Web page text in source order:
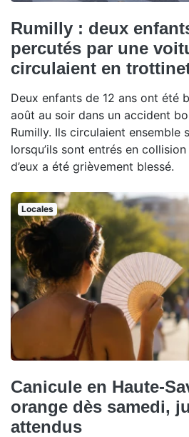
Rumilly : deux
percutés par une
circulaient en
Deux enfants de 12 ans ont été
août au soir dans un accident
Rumilly. Ils circulaient ensemble
lorsqu’ils sont entrés en
d’eux a été grièvement blessé.
Locales
Canicule en Haute-
orange dès samedi,
attendus